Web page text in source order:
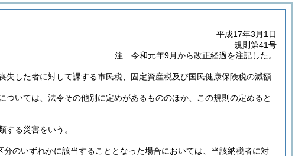
平成17年3月1日
規則第41号
注 令和元年9月から改正経過を注記した。
した者に対して課する市民税、固定資産税及び国民健康保険税の減額
いては、法令その他別に定めがあるもののほか、この規則の定めると
る災害をいう。
分のいずれかに該当することとなった場合においては、当該納税者に対